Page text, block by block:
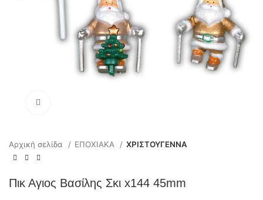
Αρχική σελίδα ΕΠΟΧΙΑΚΑ ΧΡΙΣΤΟΥΓΕΝΝΑ
Πικ Αγιος Βασίλης Σκι x144 45mm